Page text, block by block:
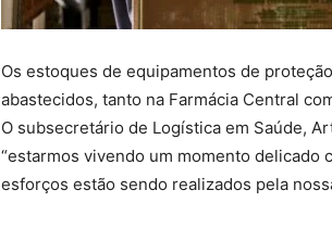
Os estoques de equipamentos de
abastecidos, tanto na Farmácia Central
O subsecretário de Logística em Saúde,
“estarmos vivendo um momento delicado
esforços estão sendo realizados pela